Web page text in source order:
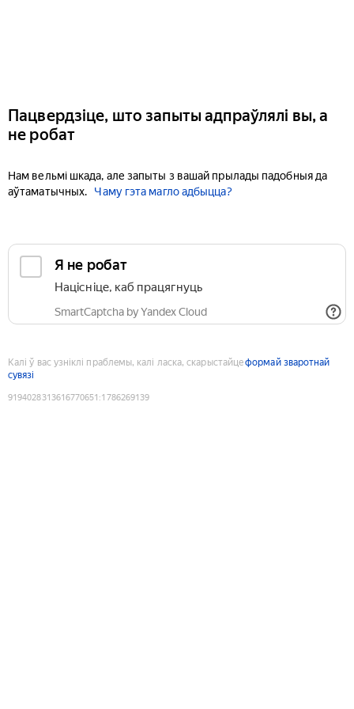
Пацвердзіце, што запыты адпраўлялі вы, а
не робат
Нам вельмі шкада, але запыты з вашай прылады падобныя да
аўтаматычных.
Чаму гэта магло адбыцца?
Я не робат
Націсніце, каб працягнуць
SmartCaptcha by Yandex Cloud
Калі ў вас узніклі праблемы, калі ласка, скарыстайцеформай зваротнай
сувязі
9194028313616770651 :1786269139